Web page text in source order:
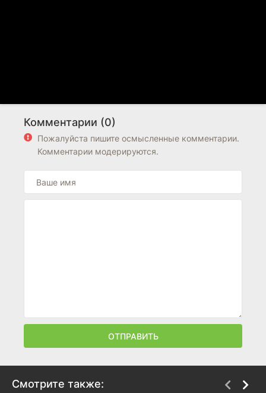
Комментарии (0)
Пожалуйста пишите осмысленные комментарии.
Комментарии модерируются.
ОТПРАВИТЬ
Смотрите также: